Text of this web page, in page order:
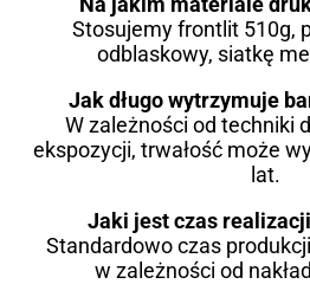
Stosujemy frontlit 510g,
odblaskowy, siatkę
Jak długo wytrzymuje
W zależności od techniki
ekspozycji, trwałość może
lat.
Jaki jest czas
Standardowo czas
w zależności od